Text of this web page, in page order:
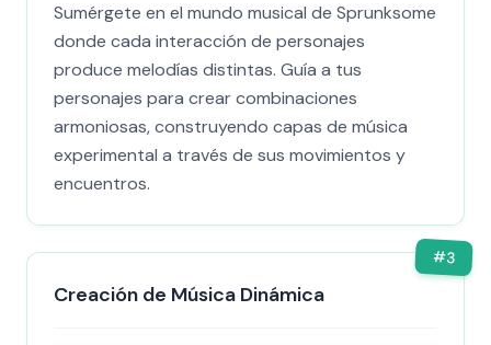
Sumérgete en el mundo musical de Sprunksome
donde cada interacción de personajes
produce melodías distintas. Guía a tus
personajes para crear combinaciones
armoniosas, construyendo capas de música
experimental a través de sus movimientos y
encuentros.
#3
Creación de Música Dinámica